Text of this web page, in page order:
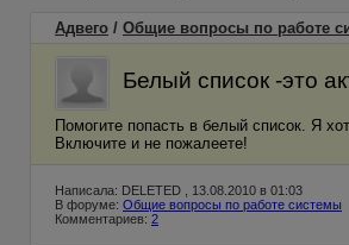
Адвего / Общие вопросы по работе
Белый список -это
Помогите попасть в белый список. Я
Включите и не пожалеете!
Написала: DELETED , 13.08.2010 в 01:03
В форуме: Общие вопросы по работе системы
Комментариев: 2